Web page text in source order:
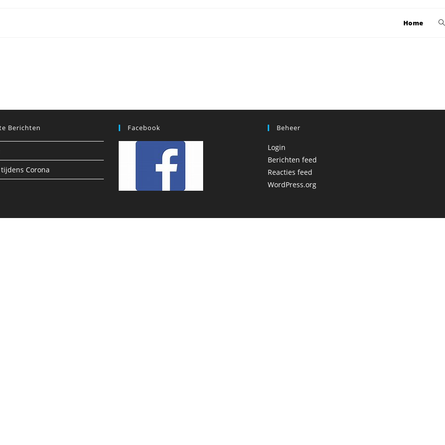
Home
Berichten
Corona
Facebook Beheer
Login
Berichten feed
Reacties feed
WordPress.org